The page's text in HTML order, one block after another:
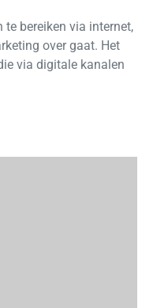
bereiken via internet,
over gaat. Het
via digitale kanalen